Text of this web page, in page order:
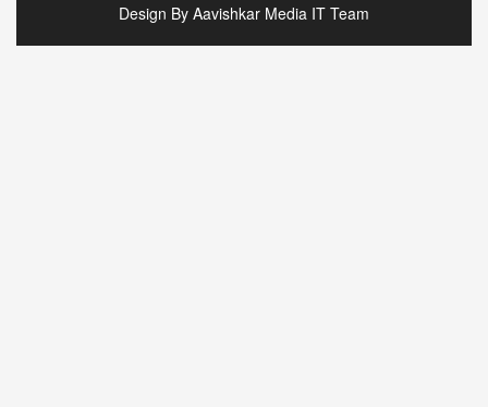
Design By Aavishkar Media IT Team